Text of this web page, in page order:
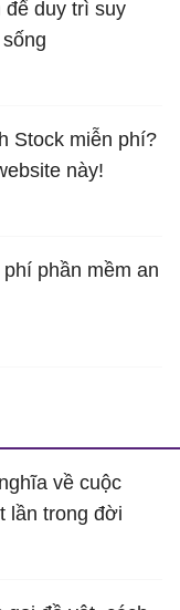
duy trì suy
Stock miễn phí?
này!
phần mềm an
về cuộc
lần trong đời